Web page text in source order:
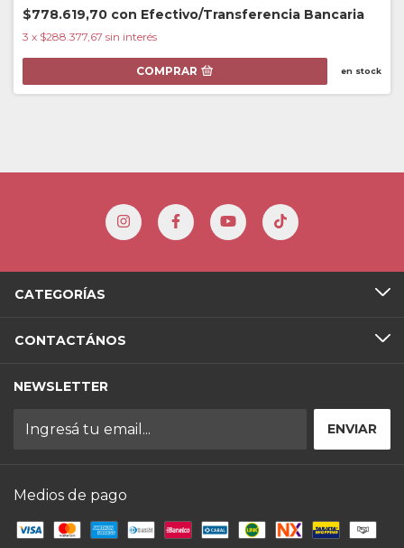
$778.619,70 con Efectivo/Transferencia Bancaria
3 x $288.377,67 sin interés
COMPRAR en stock
CATEGORÍAS
CONTACTÁNOS
NEWSLETTER
Medios de pago